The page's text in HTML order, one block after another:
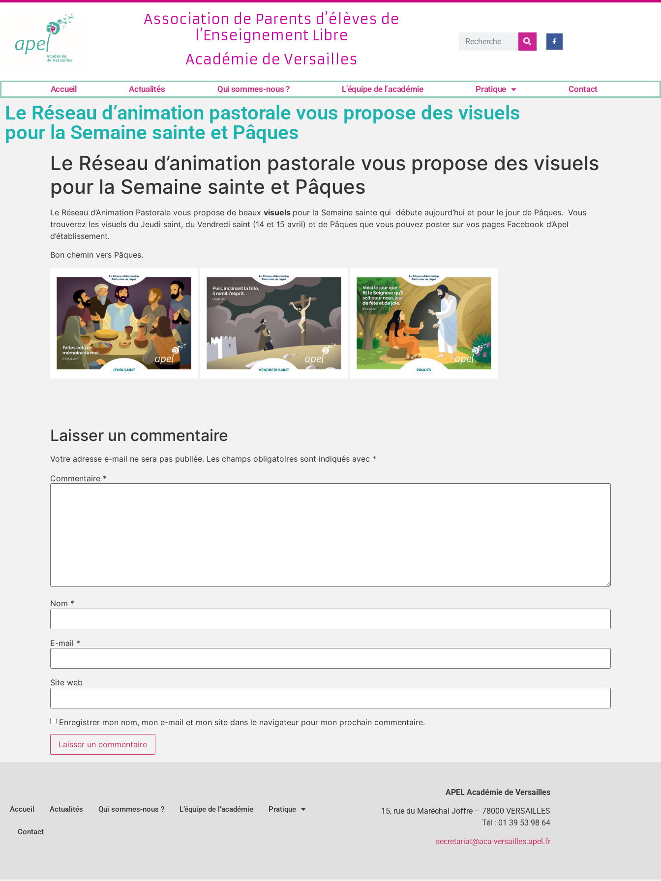
Association de Parents d’élèves de
l’Enseignement Libre
Académie de Versailles
Accueil Actualités Qui sommes-nous ? L’équipe de l’académie Pratique Contact
Le Réseau d’animation pastorale vous propose des visuels
pour la Semaine sainte et Pâques
Le Réseau d’animation pastorale vous propose des visuels
pour la Semaine sainte et Pâques
Le Réseau d’Animation Pastorale vous propose de beaux visuels pour la Semaine sainte qui débute aujourd’hui et pour le jour de Pâques. Vous
trouverez les visuels du Jeudi saint, du Vendredi saint (14 et 15 avril) et de Pâques que vous pouvez poster sur vos pages Facebook d’Apel
d’établissement.
Bon chemin vers Pâques.
Laisser un commentaire
Votre adresse e-mail ne sera pas publiée. Les champs obligatoires sont indiqués avec *
Commentaire *
Nom *
E-mail *
Site web
Enregistrer mon nom, mon e-mail et mon site dans le navigateur pour mon prochain commentaire.
Accueil Actualités Qui sommes-nous ? L’équipe de l’académie Pratique
Contact
APEL Académie de Versailles
15, rue du Maréchal Joffre – 78000 VERSAILLES
Tél : 01 39 53 98 64
secretariat@aca-versailles.apel.fr